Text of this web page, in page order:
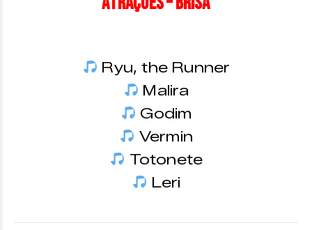
Ryu, the Runner
Malira
Godim
Vermin
Totonete
Leri